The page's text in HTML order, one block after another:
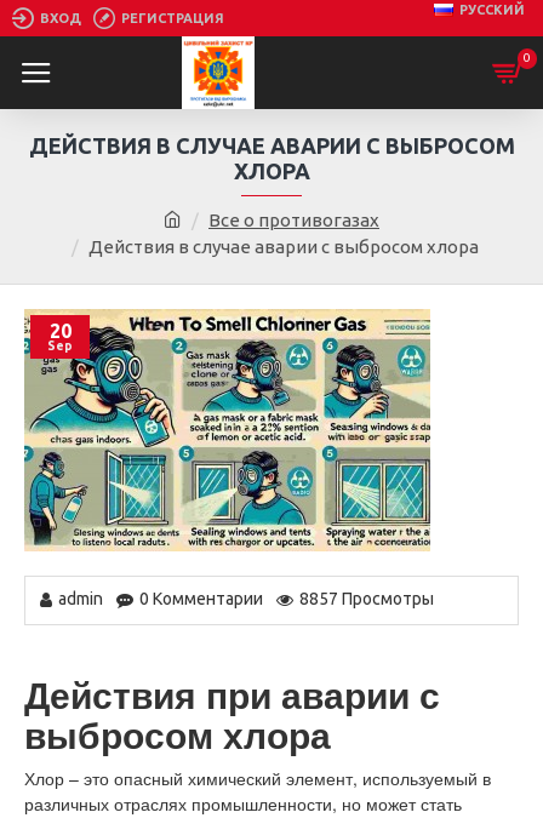
ВХОД РЕГИСТРАЦИЯ
РУССКИЙ
0
Все о противогазах
Действия в случае аварии с выбросом хлора
ДЕЙСТВИЯ В СЛУЧАЕ АВАРИИ С ВЫБРОСОМ
ХЛОРА
20
Sep
admin 0 Комментарии 8857 Просмотры
Действия при аварии с
выбросом хлора
Хлор – это опасный химический элемент, используемый в
различных отраслях промышленности, но может стать